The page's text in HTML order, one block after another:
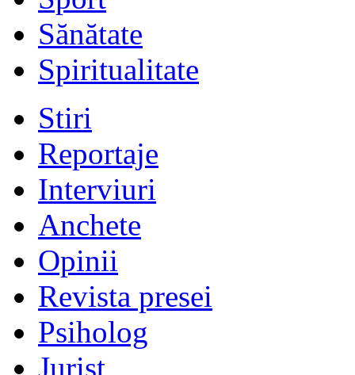
Sănătate
Spiritualitate
Stiri
Reportaje
Interviuri
Anchete
Opinii
Revista presei
Psiholog
Jurist